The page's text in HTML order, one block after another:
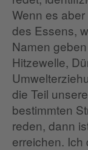
Wenn es
des Essens,
Namen
Hitzewelle,
die Teil
bestimmten
reden, dann
erreichen.